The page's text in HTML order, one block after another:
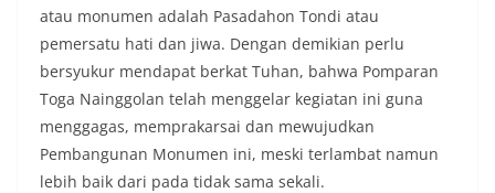
atau monumen adalah Pasadahon Tondi atau
pemersatu hati dan jiwa. Dengan demikian perlu
bersyukur mendapat berkat Tuhan, bahwa Pomparan
Toga Nainggolan telah menggelar kegiatan ini guna
menggagas, memprakarsai dan mewujudkan
Pembangunan Monumen ini, meski terlambat namun
lebih baik dari pada tidak sama sekali.